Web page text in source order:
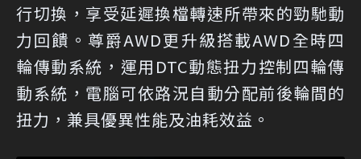
行切換，享受延遲換檔轉速所帶來的勁馳動
力回饋。尊爵AWD更升級搭載AWD全時四
輪傳動系統，運用DTC動態扭力控制四輪傳
動系統，電腦可依路況自動分配前後輪間的
扭力，兼具優異性能及油耗效益。